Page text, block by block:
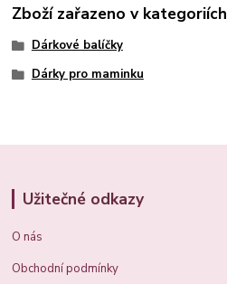
Zboží zařazeno v kategoriích
Dárkové balíčky
Dárky pro maminku
Užitečné odkazy
O nás
Obchodní podmínky